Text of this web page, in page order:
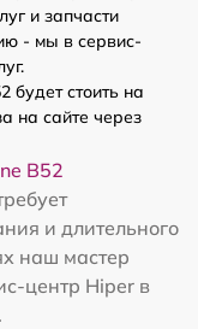
и запчасти
- мы в сервис-
будет стоить на
на сайте через
B52
и длительного
наш мастер
центр Hiper в